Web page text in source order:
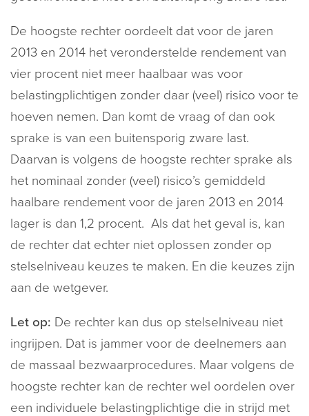
De hoogste rechter oordeelt dat voor de jaren
2013 en 2014 het veronderstelde rendement van
vier procent niet meer haalbaar was voor
belastingplichtigen zonder daar (veel) risico voor te
hoeven nemen. Dan komt de vraag of dan ook
sprake is van een buitensporig zware last.
Daarvan is volgens de hoogste rechter sprake als
het nominaal zonder (veel) risico’s gemiddeld
haalbare rendement voor de jaren 2013 en 2014
lager is dan 1,2 procent. Als dat het geval is, kan
de rechter dat echter niet oplossen zonder op
stelselniveau keuzes te maken. En die keuzes zijn
aan de wetgever.
Let op: De rechter kan dus op stelselniveau niet
ingrijpen. Dat is jammer voor de deelnemers aan
de massaal bezwaarprocedures. Maar volgens de
hoogste rechter kan de rechter wel oordelen over
een individuele belastingplichtige die in strijd met